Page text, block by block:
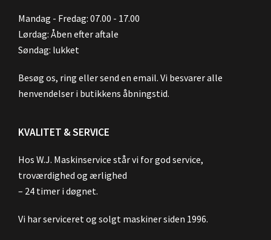
Mandag - Fredag: 07.00 - 17.00
Lørdag: Åben efter aftale
Søndag: lukket
Besøg os, ring eller send en email. Vi besvarer alle
henvendelser i butikkens åbningstid.
KVALITET & SERVICE
Hos W.J. Maskinservice står vi for god service,
troværdighed og ærlighed
– 24 timer i døgnet.
Vi har serviceret og solgt maskiner siden 1996.